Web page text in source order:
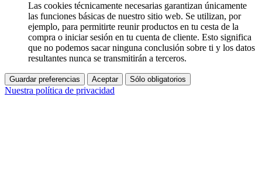
Las cookies técnicamente necesarias garantizan únicamente
las funciones básicas de nuestro sitio web. Se utilizan, por
ejemplo, para permitirte reunir productos en tu cesta de la
compra o iniciar sesión en tu cuenta de cliente. Esto significa
que no podemos sacar ninguna conclusión sobre ti y los datos
resultantes nunca se transmitirán a terceros.
Guardar preferencias Aceptar Sólo obligatorios
Nuestra política de privacidad